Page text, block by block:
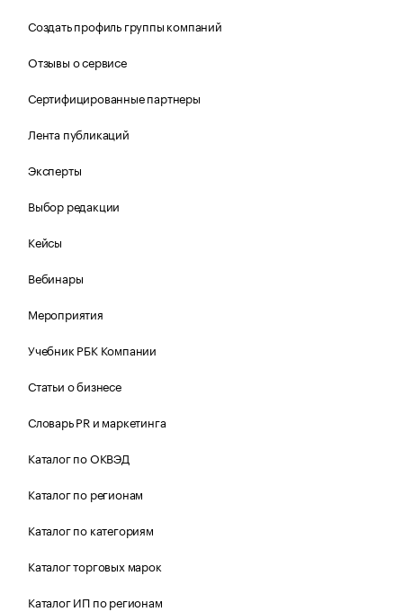
Создать профиль группы компаний
Отзывы о сервисе
Сертифицированные партнеры
Лента публикаций
Эксперты
Выбор редакции
Кейсы
Вебинары
Мероприятия
Учебник РБК Компании
Статьи о бизнесе
Словарь PR и маркетинга
Каталог по ОКВЭД
Каталог по регионам
Каталог по категориям
Каталог торговых марок
Каталог ИП по регионам